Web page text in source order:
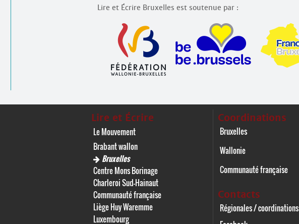
Lire et Écrire Bruxelles est soutenue par :
Lire et Écrire
Le Mouvement
Brabant wallon
Bruxelles
Centre Mons Borinage
Charleroi Sud-Hainaut
Communauté française
Liège Huy Waremme
Luxembourg
Coordinations
Bruxelles
Wallonie
Communauté française
Contacts
Régionales / coordinations